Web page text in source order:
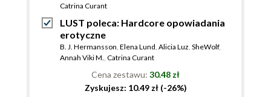
Catrina Curant
LUST poleca: Hardcore opowiadania
erotyczne
B. J. Hermansson Elena Lund Alicia Luz SheWolf,
Annah Viki M. Catrina Curant
Cena zestawu: 30.48 zł
Zyskujesz: 10.49 zł (-26%)